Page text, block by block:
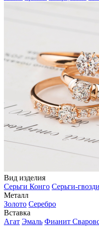
Вид изделия
Серьги Конго Серьги-
Металл
Золото Серебро
Вставка
Агат Эмаль Фианит